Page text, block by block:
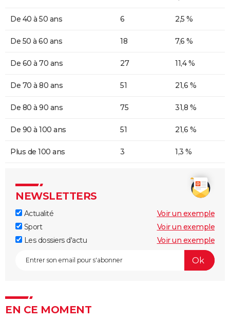
De 40 à 50 ans 6 2,5 %
De 50 à 60 ans 18 7,6 %
De 60 à 70 ans 27 11,4 %
De 70 à 80 ans 51 21,6 %
De 80 à 90 ans 75 31,8 %
De 90 à 100 ans 51 21,6 %
Plus de 100 ans 3 1,3 %
NEWSLETTERS
Actualité
Voir un exemple
Sport
Voir un exemple
Les dossiers d'actu
Voir un exemple
EN CE MOMENT